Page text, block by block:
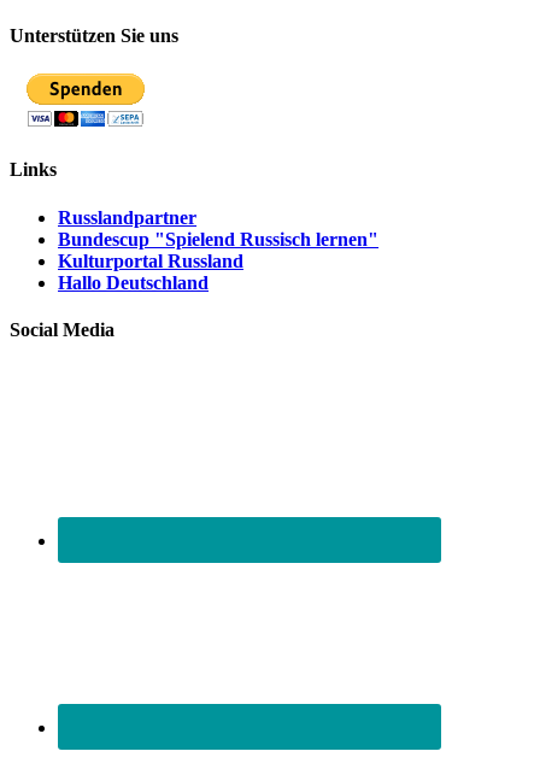
Unterstützen Sie uns
Links
Russlandpartner
Bundescup "Spielend Russisch lernen"
Kulturportal Russland
Hallo Deutschland
Social Media